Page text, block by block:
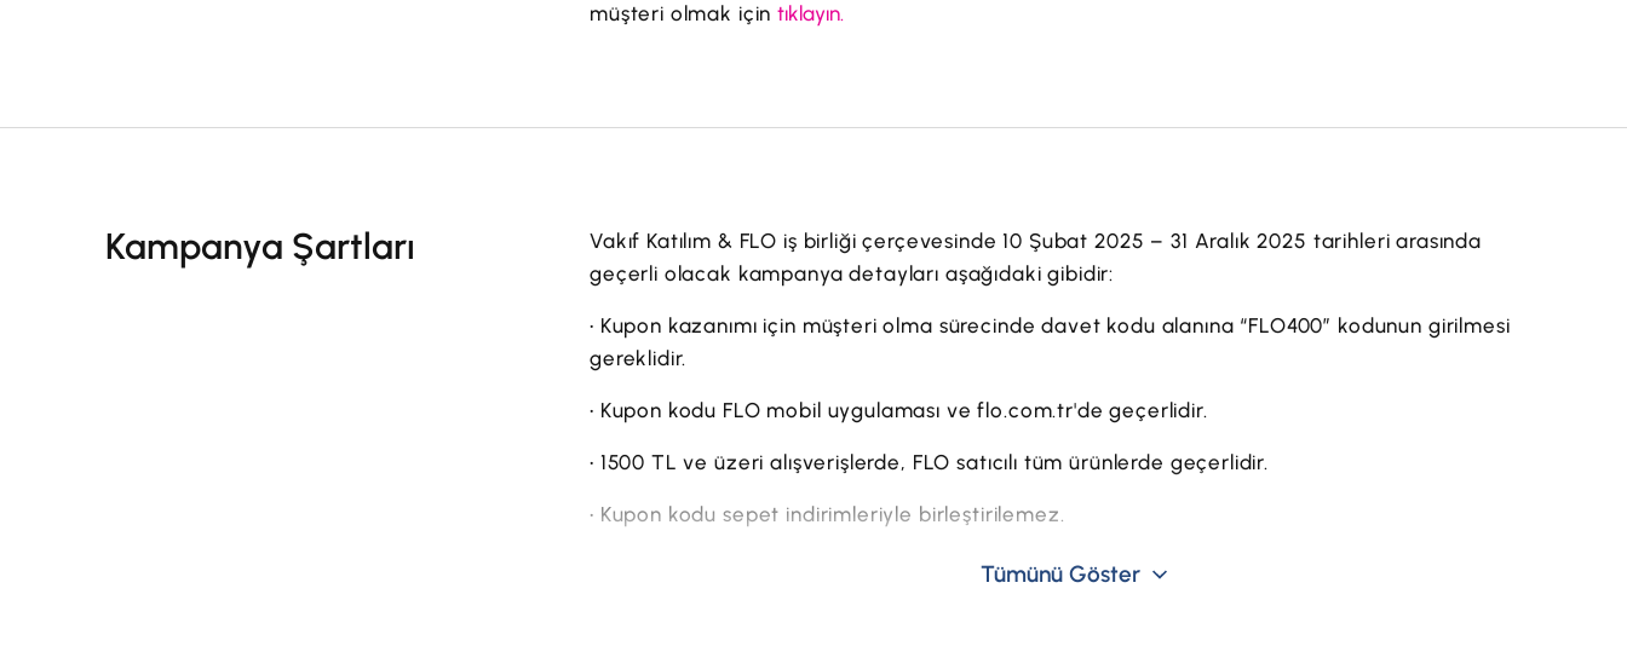
müşteri olmak içintıklayın.
Kampanya Şartları
Vakıf Katılım & FLO iş birliği çerçevesinde 10 Şubat 2025 – 31 Aralık 2025 tarihleri arasında
geçerli olacak kampanya detayları aşağıdaki gibidir:
• Kupon kazanımı için müşteri olma sürecinde davet kodu alanına “FLO400” kodunun girilmesi
gereklidir.
• Kupon kodu FLO mobil uygulaması ve flo.com.tr'de geçerlidir.
• 1500 TL ve üzeri alışverişlerde, FLO satıcılı tüm ürünlerde geçerlidir.
• Kupon kodu sepet indirimleriyle birleştirilemez.
• Kupon kodu size özeldir ve tek kullanım için geçerlidir.
Tümünü Göster